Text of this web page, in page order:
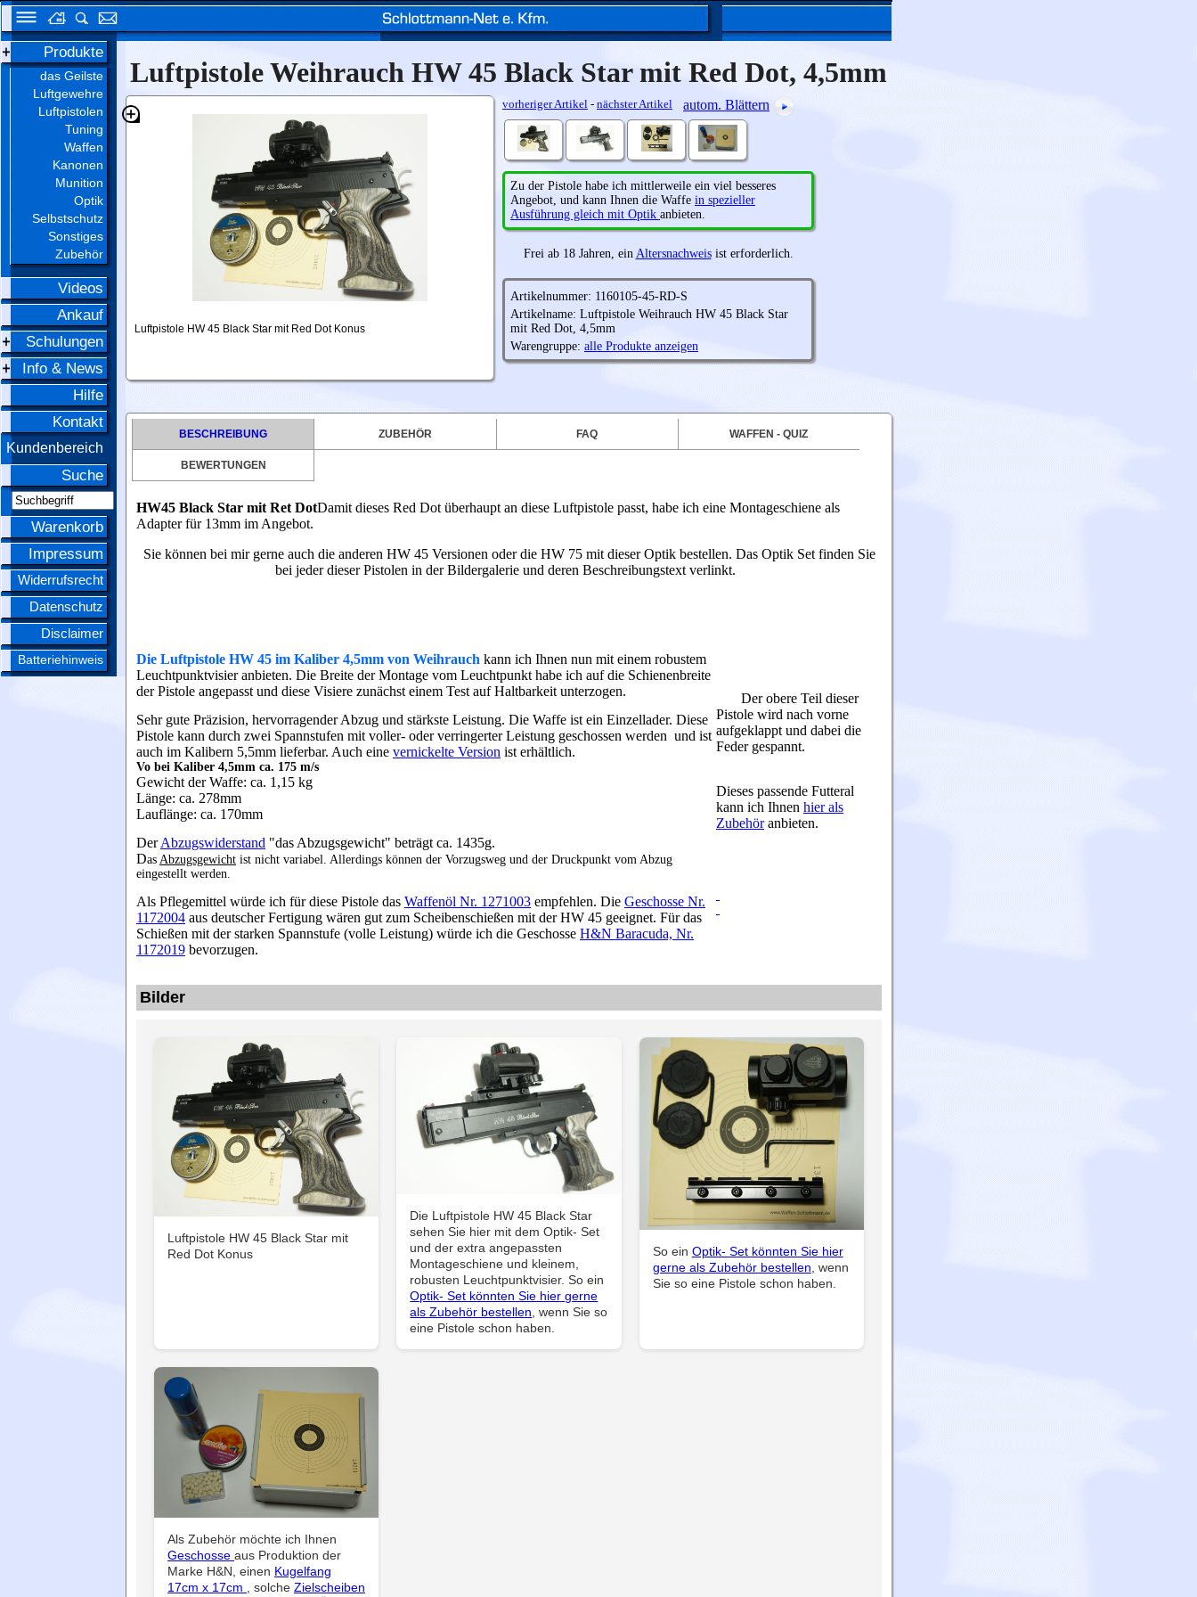
Produkte
das Geilste
Luftgewehre
Luftpistolen
Tuning
Waffen
Kanonen
Munition
Optik
Selbstschutz
Sonstiges
Zubehör
Videos
Ankauf
Schulungen
Info & News
Hilfe
Kontakt
Kundenbereich
Suche
Warenkorb
Impressum
Widerrufsrecht
Datenschutz
Disclaimer
Batteriehinweis
Luftpistole Weihrauch HW 45 Black Star mit Red Dot, 4,5mm
Luftpistole HW 45 Black Star mit Red Dot Konus
vorheriger Artikel - nächster Artikel autom. Blättern
Zu der Pistole habe ich mittlerweile ein viel besseres
Angebot, und kann Ihnen die Waffe in spezieller
Ausführung gleich mit Optik anbieten.
Frei ab 18 Jahren, ein Altersnachweisist erforderlich.
Artikelnummer: 1160105-45-RD-S
Artikelname: Luftpistole Weihrauch HW 45 Black Star
mit Red Dot, 4,5mm
Warengruppe: alle Produkte anzeigen
BESCHREIBUNG ZUBEHÖR FAQ WAFFEN - QUIZ
BEWERTUNGEN
HW45 Black Star mit Ret DotDamit dieses Red Dot überhaupt an diese Luftpistole passt, habe ich eine Montageschiene als
Adapter für 13mm im Angebot.
Sie können bei mir gerne auch die anderen HW 45 Versionen oder die HW 75 mit dieser Optik bestellen. Das Optik Set finden Sie
bei jeder dieser Pistolen in der Bildergalerie und deren Beschreibungstext verlinkt.
Die Luftpistole HW 45 im Kaliber 4,5mm von Weihrauch kann ich Ihnen nun mit einem robustem
Leuchtpunktvisier anbieten. Die Breite der Montage vom Leuchtpunkt habe ich auf die Schienenbreite
der Pistole angepasst und diese Visiere zunächst einem Test auf Haltbarkeit unterzogen.
Sehr gute Präzision, hervorragender Abzug und stärkste Leistung. Die Waffe ist ein Einzellader. Diese
Pistole kann durch zwei Spannstufen mit voller- oder verringerter Leistung geschossen werden und ist
auch im Kalibern 5,5mm lieferbar. Auch eine vernickelte Version ist erhältlich.
Vo bei Kaliber 4,5mm ca. 175 m/s
Gewicht der Waffe: ca. 1,15 kg
Länge: ca. 278mm
Lauflänge: ca. 170mm
DerAbzugswiderstand "das Abzugsgewicht" beträgt ca. 1435g.
Das Abzugsgewicht ist nicht variabel. Allerdings können der Vorzugsweg und der Druckpunkt vom Abzug
eingestellt werden.
Als Pflegemittel würde ich für diese Pistole das Waffenöl Nr. 1271003 empfehlen. Die Geschosse Nr.
1172004 aus deutscher Fertigung wären gut zum Scheibenschießen mit der HW 45 geeignet. Für das
Schießen mit der starken Spannstufe (volle Leistung) würde ich die Geschosse H&N Baracuda, Nr.
1172019 bevorzugen.
Der obere Teil dieser
Pistole wird nach vorne
aufgeklappt und dabei die
Feder gespannt.
Dieses passende Futteral
kann ich Ihnen hier als
Zubehöranbieten.
Bilder
Luftpistole HW 45 Black Star mit
Red Dot Konus
Die Luftpistole HW 45 Black Star
sehen Sie hier mit dem Optik- Set
und der extra angepassten
Montageschiene und kleinem,
robusten Leuchtpunktvisier. So ein
Optik- Set könnten Sie hier gerne
als Zubehör bestellen , wenn Sie so
eine Pistole schon haben.
So ein Optik- Set könnten Sie hier
gerne als Zubehör bestellen, wenn
Sie so eine Pistole schon haben.
Als Zubehör möchte ich Ihnen
Geschosse aus Produktion der
Marke H&N, einen Kugelfang
17cm x 17cm
, solche Zielscheiben